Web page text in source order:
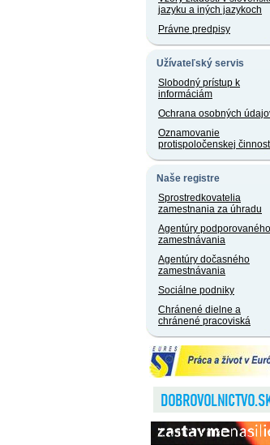
jazyku a iných jazykoch
Právne predpisy
Užívateľský servis
Slobodný prístup k
informáciám
Ochrana osobných
Oznamovanie
protispoločenskej
Naše registre
Sprostredkovatelia
zamestnania za úhradu
Agentúry podporovaného
zamestnávania
Agentúry dočasného
zamestnávania
Sociálne podniky
Chránené dielne a
chránené pracoviská